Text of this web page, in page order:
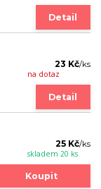
Detail
23 Kč/ks
na dotaz
Detail
25 Kč/ks
skladem 20 ks
Koupit